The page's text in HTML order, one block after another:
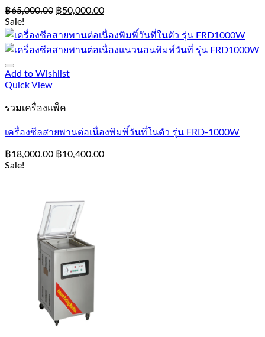
฿65,000.00 ฿50,000.00
Sale!
Add to Wishlist
Quick View
รวมเครื่องแพ็ค
เครื่องซีลสายพานต่อเนื่องพิมพิ์วันที่ในตัว รุ่น FRD-1000W
฿18,000.00 ฿10,400.00
Sale!